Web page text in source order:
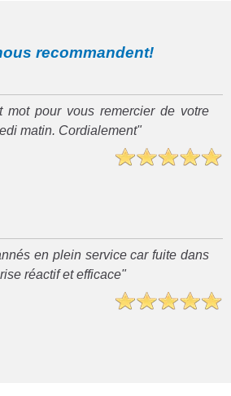
recommandent!
mot pour vous remercier de votre
matin. Cordialement"
en plein service car fuite dans
réactif et efficace"